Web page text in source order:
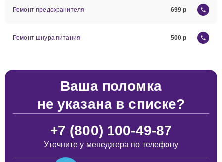
Ремонт предохранителя 699
Ремонт шнура питания 500
Ваша поломка
не указана в списке?
+7 (800) 100-49-87
Уточните у менеджера по телефону